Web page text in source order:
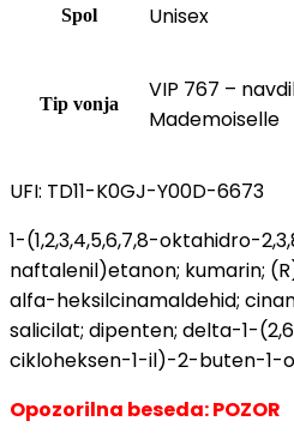
Spol Unisex
Tip vonja
VIP 767 –
Mademoiselle
UFI: TD11-K0GJ-Y00D-6673
1-(1,2,3,4,5,6,7,8-oktahidro-
naftalenil)etanon; kumarin;
alfa-heksilcinamaldehid;
salicilat; dipenten; delta-1-
cikloheksen-1-il)-2-buten-1-
Opozorilna beseda: POZOR